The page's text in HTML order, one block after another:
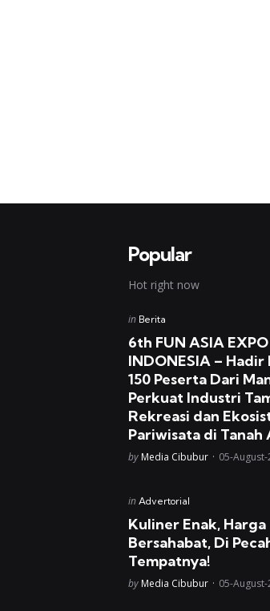
Popular
Hot right now
Posted
in Berita
6th FUN ASIA EXPO
INDONESIA – Hadir
150 Peserta Dari
Perkuat Industri
Rekreasi dan
Pariwisata di Tanah
Posted
by Media Cibubur 05-
Posted
in Advertorial
Kuliner Enak, Harga
Bersahabat, Di
Tempatnya!
Posted
by Media Cibubur 05-